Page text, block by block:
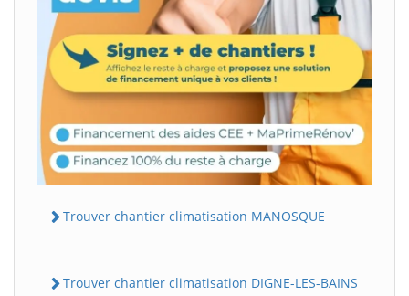
Trouver chantier climatisation MANOSQUE
Trouver chantier climatisation DIGNE-LES-BAINS